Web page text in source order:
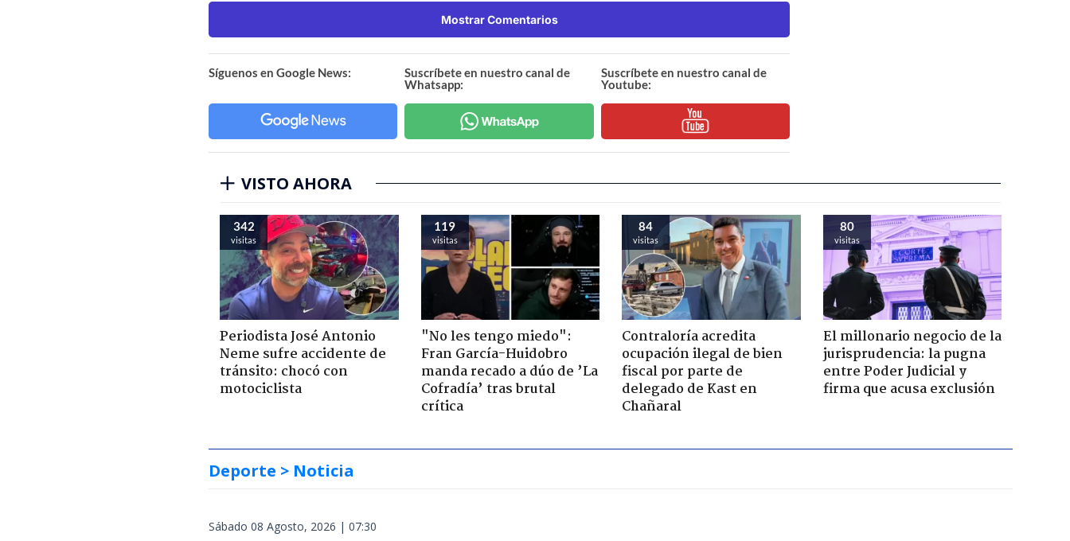
Mostrar Comentarios
Síguenos en Google News:
Suscríbete en nuestro canal de
Whatsapp:
Suscríbete en nuestro canal de
Youtube:
VISTO AHORA
342
visitas
Periodista José Antonio
Neme sufre accidente de
tránsito: chocó con
motociclista
119
visitas
"No les tengo miedo":
Fran García-Huidobro
manda recado a dúo de ’La
Cofradía’ tras brutal
crítica
84
visitas
Contraloría acredita
ocupación ilegal de bien
fiscal por parte de
delegado de Kast en
Chañaral
80
visitas
El millonario negocio de la
jurisprudencia: la pugna
entre Poder Judicial y
firma que acusa exclusión
Deporte > Noticia
Sábado 08 Agosto, 2026 | 07:30